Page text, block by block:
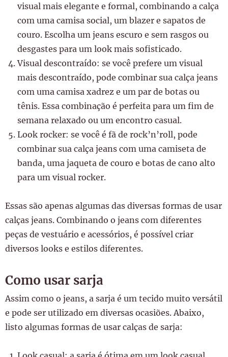
visual mais elegante e formal, combinando a calça
com uma camisa social, um blazer e sapatos de
couro. Escolha um jeans escuro e sem rasgos ou
desgastes para um look mais sofisticado.
Visual descontraído: se você prefere um visual
mais descontraído, pode combinar sua calça jeans
com uma camisa xadrez e um par de botas ou
tênis. Essa combinação é perfeita para um fim de
semana relaxado ou um encontro casual.
Look rocker: se você é fã de rock’n’roll, pode
combinar sua calça jeans com uma camiseta de
banda, uma jaqueta de couro e botas de cano alto
para um visual rocker.
Essas são apenas algumas das diversas formas de usar
calças jeans. Combinando o jeans com diferentes
peças de vestuário e acessórios, é possível criar
diversos looks e estilos diferentes.
Como usar sarja
Assim como o jeans, a sarja é um tecido muito versátil
e pode ser utilizado em diversas ocasiões. Abaixo,
listo algumas formas de usar calças de sarja: